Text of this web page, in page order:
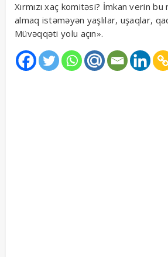
Xırmızı xaç komitəsi? İmkan verin
almaq istəməyən yaşlılar, uşaqlar,
Müvəqqəti yolu açın».